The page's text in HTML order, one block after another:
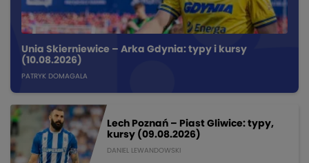
Unia Skierniewice – Arka Gdynia: typy i kursy
(10.08.2026)
PATRYK DOMAGALA
Lech Poznań – Piast Gliwice: typy,
kursy (09.08.2026)
DANIEL LEWANDOWSKI